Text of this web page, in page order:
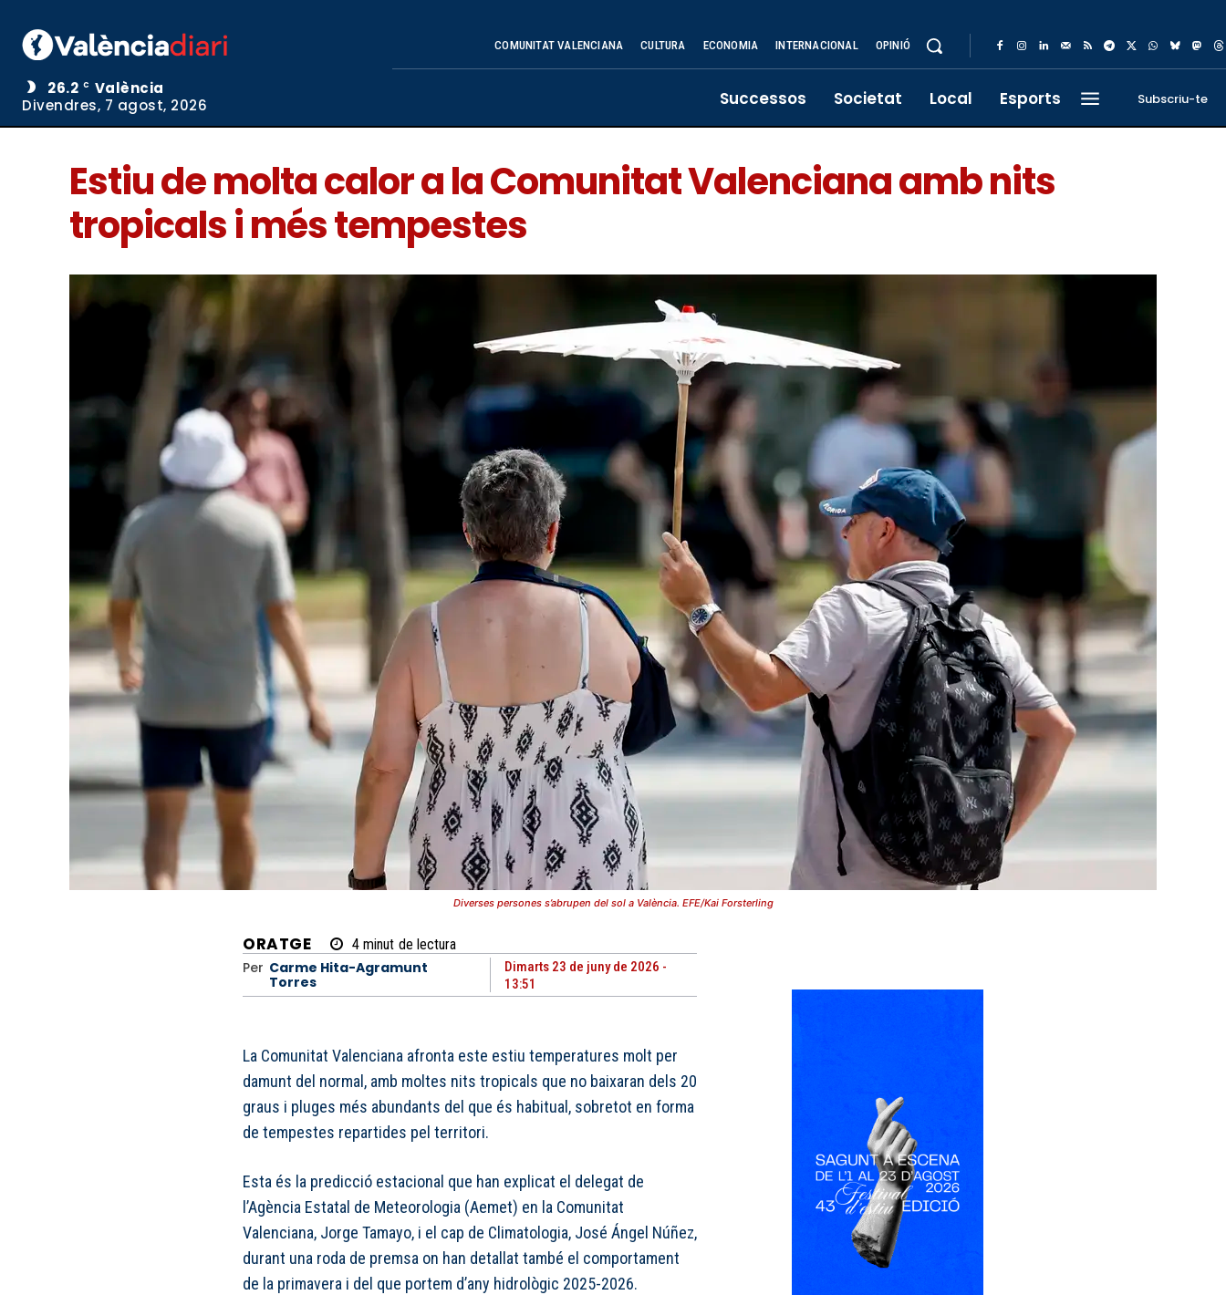
26.2 C
València
Divendres, 7 agost, 2026
COMUNITAT VALENCIANA CULTURA ECONOMIA INTERNACIONAL OPINIÓ
Successos Societat Local Esports Subscriu-te
Estiu de molta calor a la Comunitat Valenciana amb nits
tropicals i més tempestes
Diverses persones s’abrupen del sol a València. EFE/Kai Forsterling
ORATGE 4 minut de lectura
Per Carme Hita-Agramunt
Torres
Dimarts 23 de juny de 2026 -
13:51
La Comunitat Valenciana afronta este estiu temperatures molt per
damunt del normal, amb moltes nits tropicals que no baixaran dels 20
graus i pluges més abundants del que és habitual, sobretot en forma
de tempestes repartides pel territori.
Esta és la predicció estacional que han explicat el delegat de
l’Agència Estatal de Meteorologia (Aemet) en la Comunitat
Valenciana, Jorge Tamayo, i el cap de Climatologia, José Ángel Núñez,
durant una roda de premsa on han detallat també el comportament
de la primavera i del que portem d’any hidrològic 2025-2026.